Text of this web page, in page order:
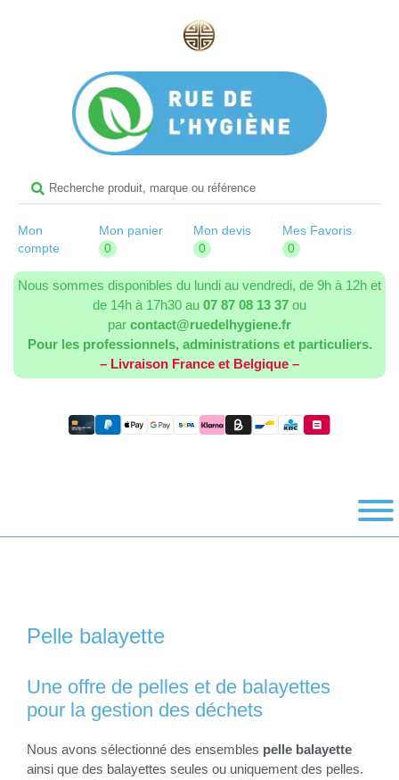
Mon
compte
Mon panier
0
Mon devis
0
Mes Favoris
0
Nous sommes disponibles du lundi au vendredi, de 9h à 12h et
de 14h à 17h30 au 07 87 08 13 37 ou
par contact@ruedelhygiene.fr
Pour les professionnels, administrations et particuliers.
– Livraison France et Belgique –
Pelle balayette
Une offre de pelles et de balayettes
pour la gestion des déchets
Nous avons sélectionné des ensembles pelle balayette
ainsi que des balayettes seules ou uniquement des pelles.